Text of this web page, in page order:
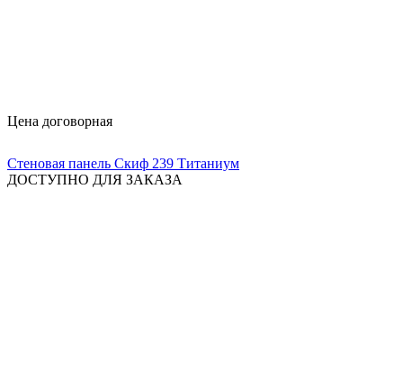
Цена договорная
Стеновая панель Скиф 239 Титаниум
ДОСТУПНО ДЛЯ ЗАКАЗА